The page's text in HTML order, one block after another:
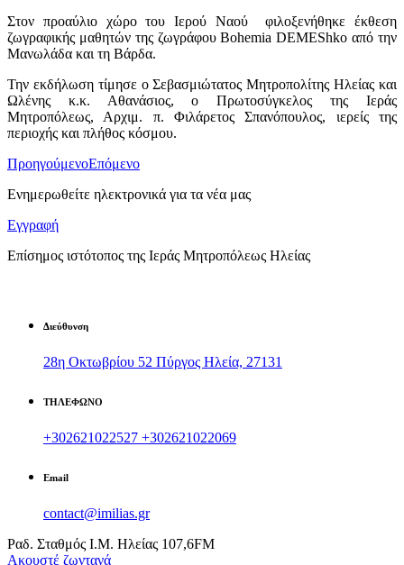
Στον προαύλιο χώρο του Ιερού Ναού φιλοξενήθηκε έκθεση
ζωγραφικής μαθητών της ζωγράφου Bohemia DEMEShko από την
Μανωλάδα και τη Βάρδα.
Την εκδήλωση τίμησε ο Σεβασμιώτατος Μητροπολίτης Ηλείας και
Ωλένης κ.κ. Αθανάσιος, ο Πρωτοσύγκελος της Ιεράς
Μητροπόλεως, Αρχιμ. π. Φιλάρετος Σπανόπουλος, ιερείς της
περιοχής και πλήθος κόσμου.
ΠροηγούμενοΕπόμενο
Ενημερωθείτε ηλεκτρονικά για τα νέα μας
Εγγραφή
Επίσημος ιστότοπος της Ιεράς Μητροπόλεως Ηλείας
Διεύθυνση
28η Οκτωβρίου 52 Πύργος Ηλεία, 27131
ΤΗΛΕΦΩΝΟ
+302621022527 +302621022069
Email
contact@imilias.gr
Ραδ. Σταθμός Ι.Μ. Ηλείας 107,6FM
Aκουστέ ζωντανά